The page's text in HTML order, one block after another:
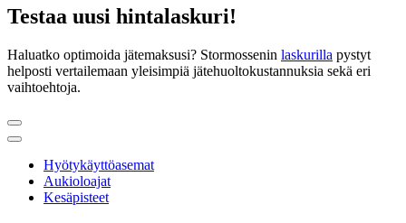
Testaa uusi hintalaskuri!
Haluatko optimoida jätemaksusi? Stormossenin laskurilla pystyt
helposti vertailemaan yleisimpiä jätehuoltokustannuksia sekä eri
vaihtoehtoja.
Edellinen
Seuraava
Hyötykäyttöasemat
Aukioloajat
Kesäpisteet